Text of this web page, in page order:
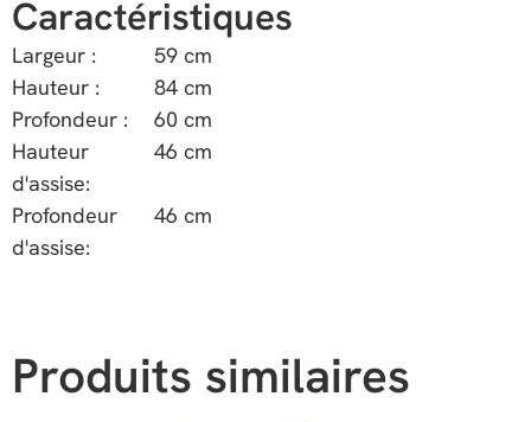
Caractéristiques
Largeur :
59 cm
Hauteur :
84 cm
Profondeur :
60 cm
Hauteur
d'assise:
46 cm
Profondeur
d'assise:
46 cm
Produits similaires